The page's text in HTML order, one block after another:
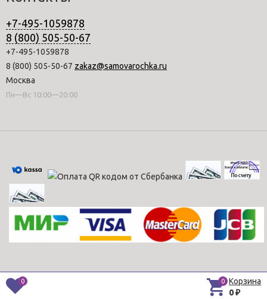
+7-495-1059878
8 (800) 505-50-67
+7-495-1059878
8 (800) 505-50-67 zakaz@samovarochka.ru
Москва
Пн—Вс 10:00—20:00
0 0 Корзина
0 ₽